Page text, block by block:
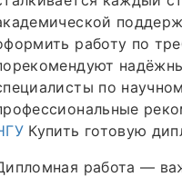
работу по
по
Купить готовую
работа —